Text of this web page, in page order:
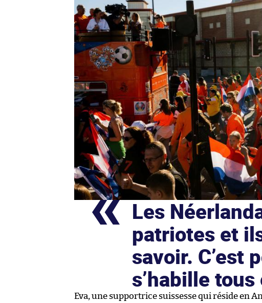
Les
patriotes et
savoir. C’est
s’habille
Eva, une supportrice suissesse qui réside en